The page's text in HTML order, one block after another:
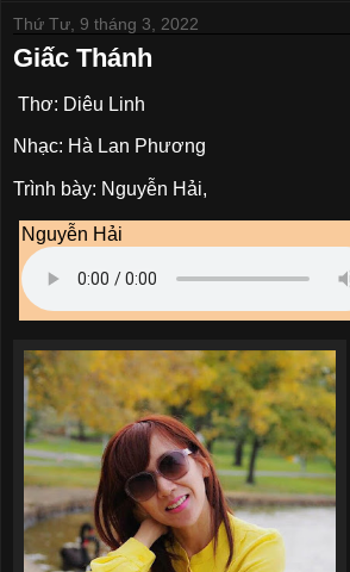
Thứ Tư, 9 tháng 3, 2022
Giấc Thánh
Thơ: Diêu Linh
Nhạc: Hà Lan Phương
Trình bày: Nguyễn Hải,
Nguyễn Hải